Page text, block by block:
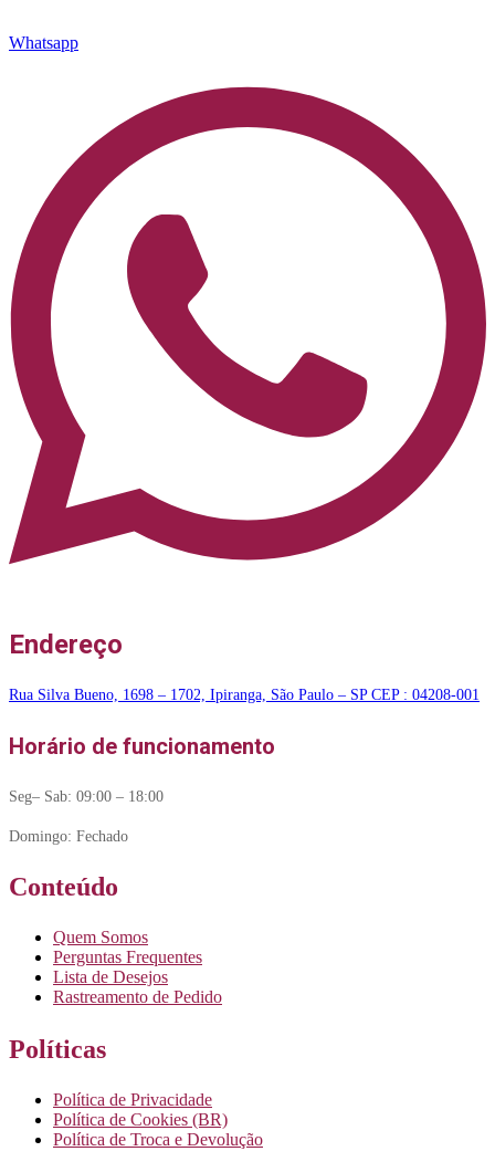
Whatsapp
Endereço
Rua Silva Bueno, 1698 – 1702, Ipiranga, São Paulo – SP CEP : 04208-001
Horário de funcionamento
Seg– Sab: 09:00 – 18:00
Domingo: Fechado
Conteúdo
Quem Somos
Perguntas Frequentes
Lista de Desejos
Rastreamento de Pedido
Políticas
Política de Privacidade
Política de Cookies (BR)
Política de Troca e Devolução